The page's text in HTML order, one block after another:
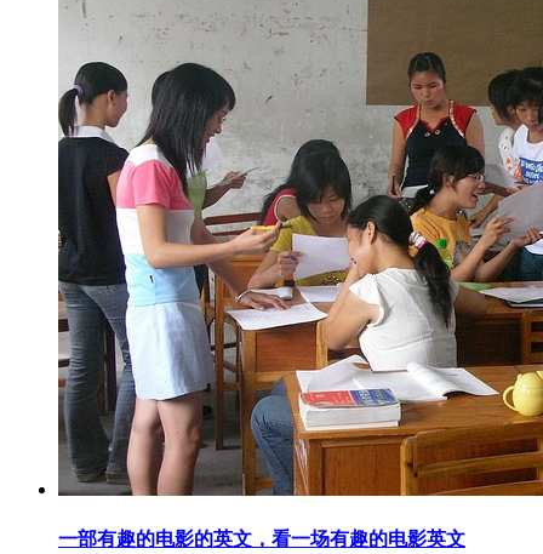
一部有趣的电影的英文，看一场有趣的电影英文